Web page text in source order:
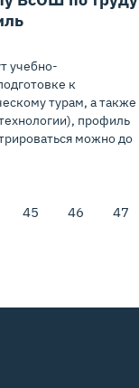
учебно-
к
турам, а также
профиль
можно до
45 46 47